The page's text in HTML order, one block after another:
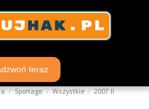
teraz
Sportage Wszystkie 2007 II